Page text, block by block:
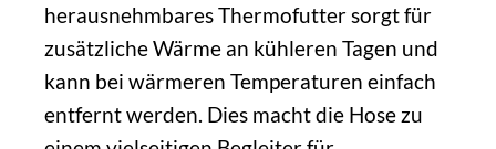
herausnehmbares Thermofutter sorgt für
zusätzliche Wärme an kühleren Tagen und
kann bei wärmeren Temperaturen einfach
entfernt werden. Dies macht die Hose zu